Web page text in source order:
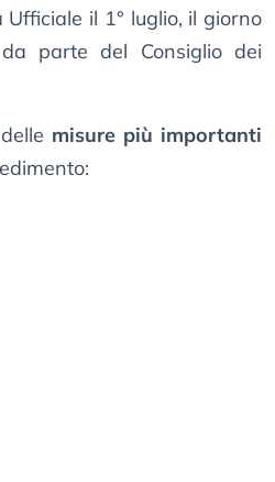
il 1° luglio, il giorno
parte del Consiglio dei
misure più importanti